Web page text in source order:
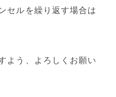
セルを繰り返す場合は
よう、よろしくお願い